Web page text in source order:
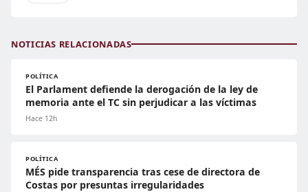
NOTICIAS RELACIONADAS
POLÍTICA
El Parlament defiende la derogación de la ley de
memoria ante el TC sin perjudicar a las víctimas
Hace 12h
POLÍTICA
MÉS pide transparencia tras cese de directora de
Costas por presuntas irregularidades